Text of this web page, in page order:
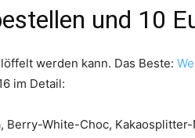
und 10
werden kann. Das Beste:
im Detail:
Berry-White-Choc,